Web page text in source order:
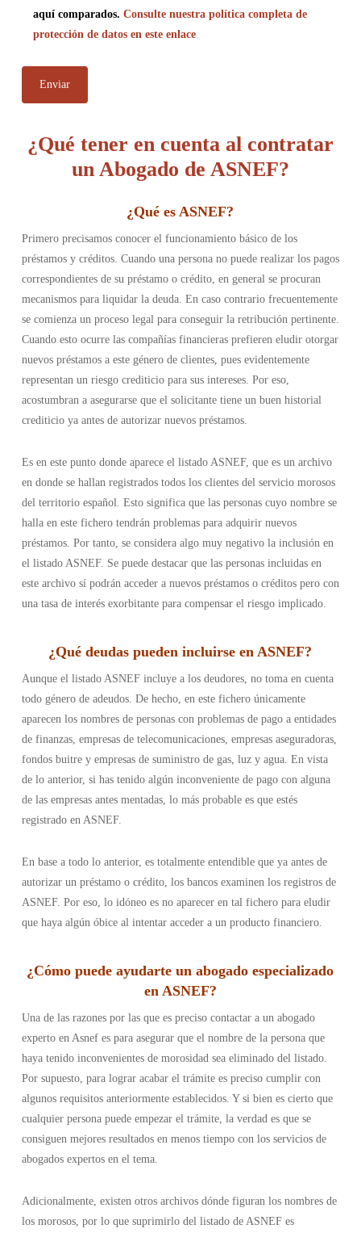
aquí comparados. Consulte nuestra política completa de
protección de datos en este enlace
¿Qué tener en cuenta al contratar
un Abogado de ASNEF?
¿Qué es ASNEF?
Primero precisamos conocer el funcionamiento básico de los
préstamos y créditos. Cuando una persona no puede realizar los pagos
correspondientes de su préstamo o crédito, en general se procuran
mecanismos para liquidar la deuda. En caso contrario frecuentemente
se comienza un proceso legal para conseguir la retribución pertinente.
Cuando esto ocurre las compañías financieras prefieren eludir otorgar
nuevos préstamos a este género de clientes, pues evidentemente
representan un riesgo crediticio para sus intereses. Por eso,
acostumbran a asegurarse que el solicitante tiene un buen historial
crediticio ya antes de autorizar nuevos préstamos.
Es en este punto donde aparece el listado ASNEF, que es un archivo
en donde se hallan registrados todos los clientes del servicio morosos
del territorio español. Esto significa que las personas cuyo nombre se
halla en este fichero tendrán problemas para adquirir nuevos
préstamos. Por tanto, se considera algo muy negativo la inclusión en
el listado ASNEF. Se puede destacar que las personas incluidas en
este archivo sí podrán acceder a nuevos préstamos o créditos pero con
una tasa de interés exorbitante para compensar el riesgo implicado.
¿Qué deudas pueden incluirse en ASNEF?
Aunque el listado ASNEF incluye a los deudores, no toma en cuenta
todo género de adeudos. De hecho, en este fichero únicamente
aparecen los nombres de personas con problemas de pago a entidades
de finanzas, empresas de telecomunicaciones, empresas aseguradoras,
fondos buitre y empresas de suministro de gas, luz y agua. En vista
de lo anterior, si has tenido algún inconveniente de pago con alguna
de las empresas antes mentadas, lo más probable es que estés
registrado en ASNEF.
En base a todo lo anterior, es totalmente entendible que ya antes de
autorizar un préstamo o crédito, los bancos examinen los registros de
ASNEF. Por eso, lo idóneo es no aparecer en tal fichero para eludir
que haya algún óbice al intentar acceder a un producto financiero.
¿Cómo puede ayudarte un abogado especializado
en ASNEF?
Una de las razones por las que es preciso contactar a un abogado
experto en Asnef es para asegurar que el nombre de la persona que
haya tenido inconvenientes de morosidad sea eliminado del listado.
Por supuesto, para lograr acabar el trámite es preciso cumplir con
algunos requisitos anteriormente establecidos. Y si bien es cierto que
cualquier persona puede empezar el trámite, la verdad es que se
consiguen mejores resultados en menos tiempo con los servicios de
abogados expertos en el tema.
Adicionalmente, existen otros archivos dónde figuran los nombres de
los morosos, por lo que suprimirlo del listado de ASNEF es